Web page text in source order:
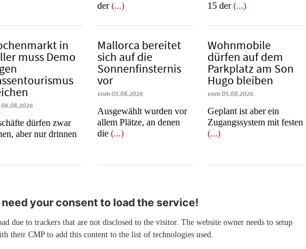
der(...)
15 der(...)
in
muss Demo
dürfen zwar
aber nur drinnen
Mallorca bereitet
sich auf die
Sonnenfinsternis
vor
vom 05.08.2026
Ausgewählt wurden vor
allem Plätze, an denen
die(...)
Wohnmobile
dürfen auf dem
Parkplatz am Son
Hugo bleiben
vom 05.08.2026
Geplant ist aber ein
Zugangssystem mit festen
(...)
need your consent to load the service!
due to trackers that are not disclosed to the visitor. The website owner needs to setup
their CMP to add this content to the list of technologies used.